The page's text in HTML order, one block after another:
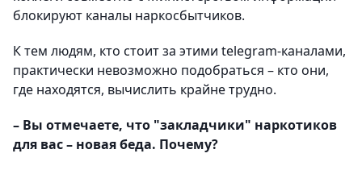
блокируют каналы наркосбытчиков.
К тем людям, кто стоит за этими telegram-каналами,
практически невозможно подобраться – кто они,
где находятся, вычислить крайне трудно.
– Вы отмечаете, что "закладчики" наркотиков
для вас – новая беда. Почему?